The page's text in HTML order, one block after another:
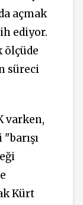
açmak
ediyor.
ölçüde
süreci
varken,
Kürt